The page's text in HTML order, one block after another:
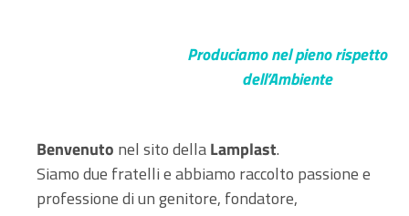
Produciamo nel pieno rispetto
dell’Ambiente
Produciamo nel pieno rispetto
dell’Ambiente
Benvenuto nel sito dellaLamplast.
Siamo due fratelli e abbiamo raccolto passione e
professione di un genitore, fondatore,